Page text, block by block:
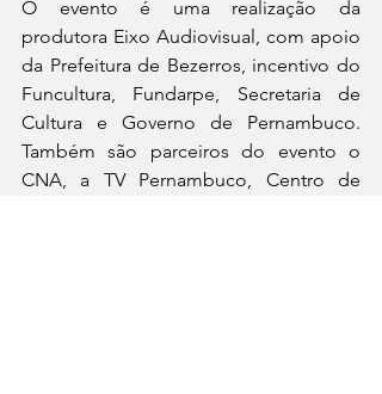
O evento é uma realização da
produtora Eixo Audiovisual, com apoio
da Prefeitura de Bezerros, incentivo do
Funcultura, Fundarpe, Secretaria de
Cultura e Governo de Pernambuco.
Também são parceiros do evento o
CNA, a TV Pernambuco, Centro de